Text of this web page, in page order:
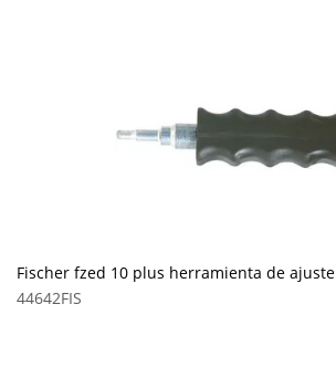
Fischer fzed 10 plus herramienta de ajuste
44642FIS